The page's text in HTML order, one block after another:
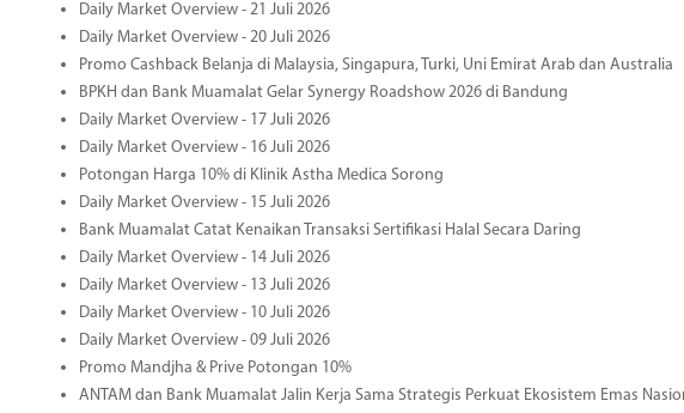
Daily Market Overview - 21 Juli 2026
Daily Market Overview - 20 Juli 2026
Promo Cashback Belanja di Malaysia, Singapura, Turki, Uni Emirat Arab dan Australia
BPKH dan Bank Muamalat Gelar Synergy Roadshow 2026 di Bandung
Daily Market Overview - 17 Juli 2026
Daily Market Overview - 16 Juli 2026
Potongan Harga 10% di Klinik Astha Medica Sorong
Daily Market Overview - 15 Juli 2026
Bank Muamalat Catat Kenaikan Transaksi Sertifikasi Halal Secara Daring
Daily Market Overview - 14 Juli 2026
Daily Market Overview - 13 Juli 2026
Daily Market Overview - 10 Juli 2026
Daily Market Overview - 09 Juli 2026
Promo Mandjha & Prive Potongan 10%
ANTAM dan Bank Muamalat Jalin Kerja Sama Strategis Perkuat Ekosistem Emas